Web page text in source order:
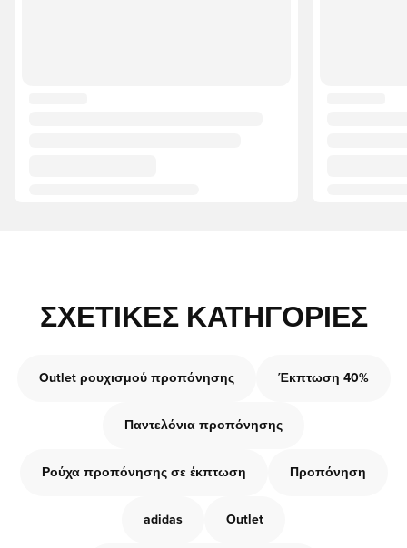
ΣΧΕΤΙΚΈΣ ΚΑΤΗΓΟΡΊΕΣ
Outlet ρουχισμού προπόνησης Έκπτωση 40%
Παντελόνια προπόνησης
Ρούχα προπόνησης σε έκπτωση Προπόνηση
adidas Outlet